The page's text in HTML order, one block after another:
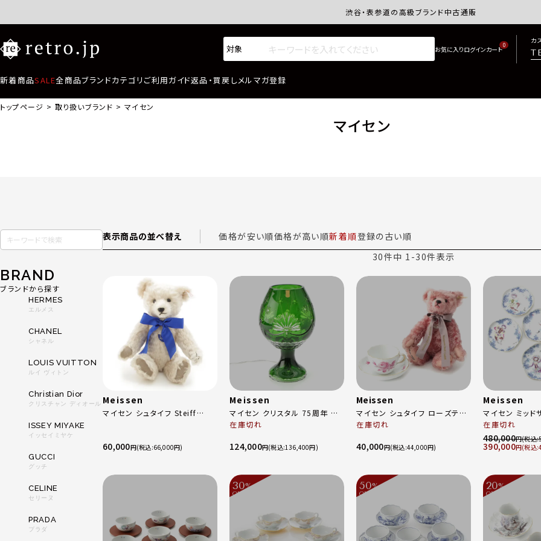
渋谷・表参道の高級ブランド中古通販サイトretro.jp商
0
カ
新着商品SALE全商品ブランドカテゴリ ご利用ガイド返品・買戻しメルマガ登録
トップページ 取り扱いブランド マイセン
マイセン
BRAND
ブランドから探す
HERMES
エルメス
CHANEL
シャネル
LOUIS VUITTON
ルイ ヴィトン
Christian Dior
クリスチャン ディオール
ISSEY MIYAKE
イッセイミヤケ
GUCCI
グッチ
CELINE
セリーヌ
PRADA
プラダ
表示商品の並べ替え 価格が安い順価格が高い順新着順登録の古い順
30件中 1 -30件表示
Meissen
マイセン シュタイフ Steiff
ワイト
60,000円 66,000
Meissen
マイセン クリスタル 75周年 色
被せ アンティーク ランプ 骨董
75Y/ANT/5218/31G グリーン
在庫切れ
124,000円 136,400
Meissen
マイセン シュタイフ ローズテデ
ィベア1999 日本限定1500体
点セット おもちゃ・玩具 ぬいぐる
在庫切れ
40,000円 44,000
Meissen
マイセン ミッド
ーム 真夏の夜
ート 皿 陶器 6
680691/23501
在庫切れ
480,000円
390,000円
30%
OFF
50%
OFF
20%
OFF